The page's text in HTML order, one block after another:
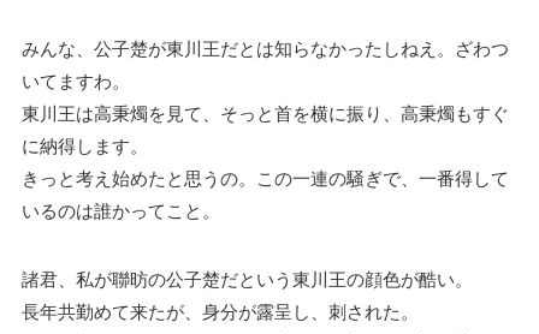
みんな、公子楚が東川王だとは知らなかったしねえ。ざわつ
いてますわ。
東川王は高秉燭を見て、そっと首を横に振り、高秉燭もすぐ
に納得します。
きっと考え始めたと思うの。この一連の騒ぎで、一番得して
いるのは誰かってこと。
諸君、私が聯昉の公子楚だという東川王の顔色が酷い。
長年共勤めて来たが、身分が露呈し、刺された。